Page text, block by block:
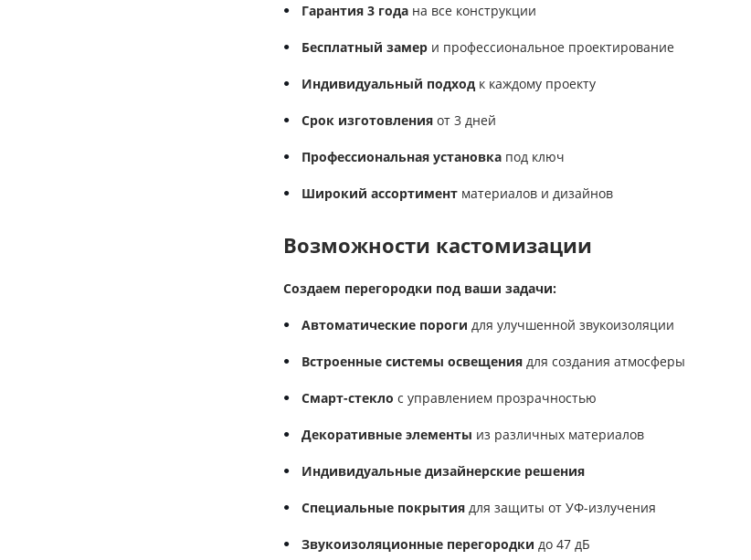
Гарантия 3 года на все конструкции
Бесплатный замер и профессиональное проектирование
Индивидуальный подход к каждому проекту
Срок изготовления от 3 дней
Профессиональная установка под ключ
Широкий ассортимент материалов и дизайнов
Возможности кастомизации
Создаем перегородки под ваши задачи:
Автоматические пороги для улучшенной звукоизоляции
Встроенные системы освещения для создания атмосферы
Смарт-стекло с управлением прозрачностью
Декоративные элементы из различных материалов
Индивидуальные дизайнерские решения
Специальные покрытия для защиты от УФ-излучения
Звукоизоляционные перегородки до 47 дБ